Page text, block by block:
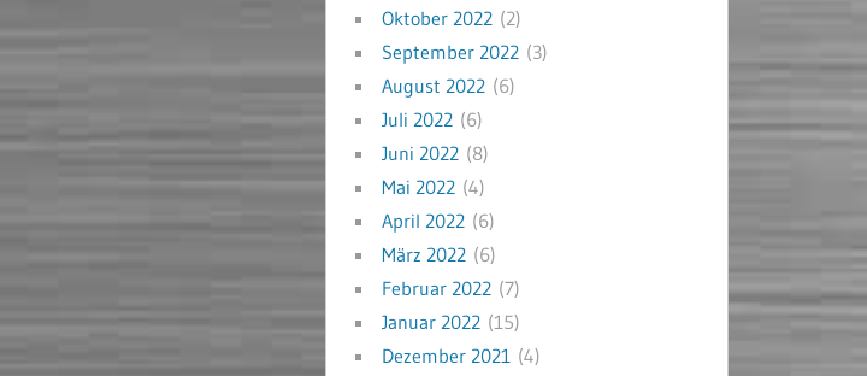
Oktober 2022 (2)
September 2022 (3)
August 2022 (6)
Juli 2022 (6)
Juni 2022 (8)
Mai 2022 (4)
April 2022 (6)
März 2022 (6)
Februar 2022 (7)
Januar 2022 (15)
Dezember 2021 (4)